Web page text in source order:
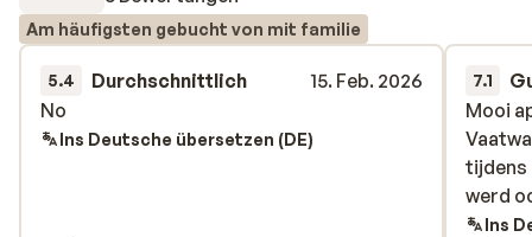
Am häufigsten gebucht von mit familie
5.4 Durchschnittlich
15. Feb. 2026
No
No
Ins Deutsche übersetzen (DE)
7.1
Mooi
tijdens
werd
Mooi
tijdens
werd
Ins